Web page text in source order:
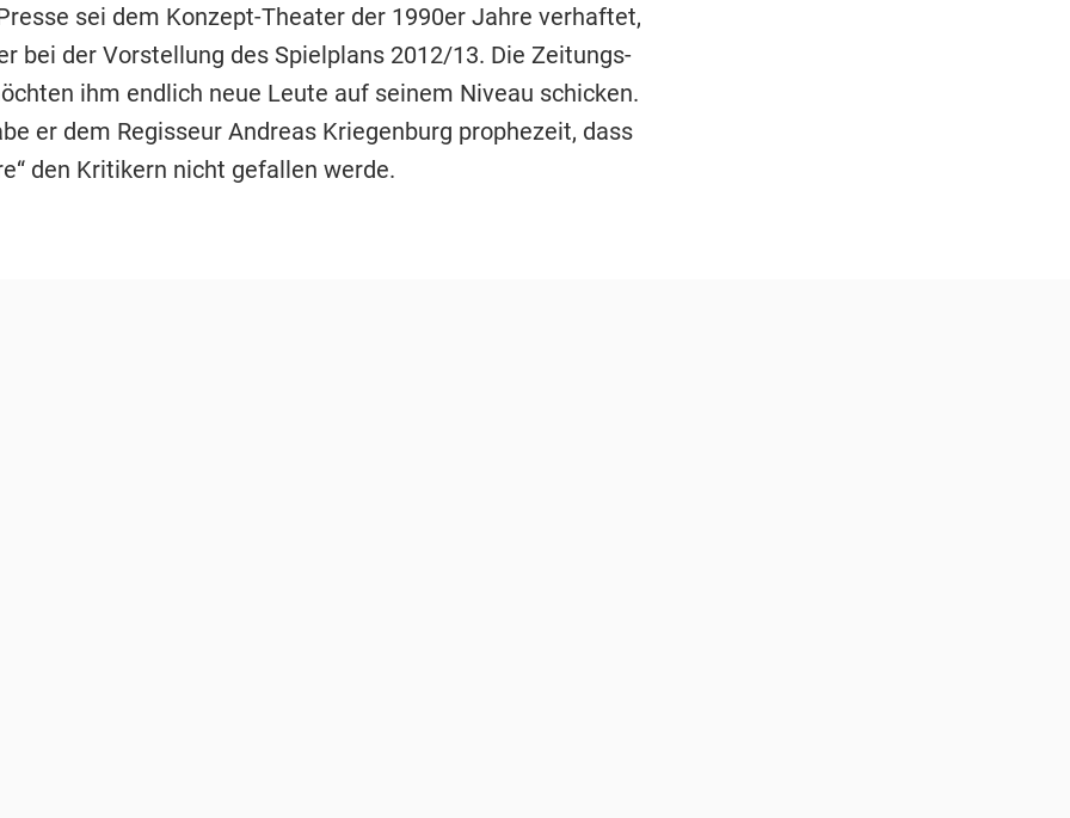
sei dem Konzept-Theater der 1990er Jahre verhaftet,
bei der Vorstellung des Spielplans 2012/13. Die Zeitungs-
ihm endlich neue Leute auf seinem Niveau schicken.
er dem Regisseur Andreas Kriegenburg prophezeit, dass
den Kritikern nicht gefallen werde.